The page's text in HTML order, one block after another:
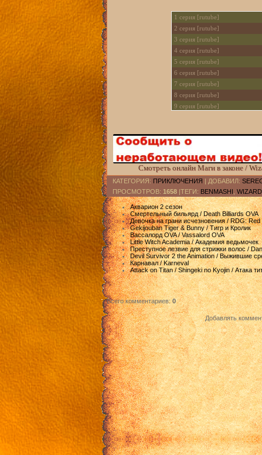
1 cерия [rutube]
2 cерия [rutube]
3 cерия [rutube]
4 cерия [rutube]
5 cерия [rutube]
6 cерия [rutube]
7 cерия [rutube]
8 cерия [rutube]
9 cерия [rutube]
12 cерия [rutube]
Смотреть онлайн Маги в законе /
КАТЕГОРИЯ: ПРИКЛЮЧЕНИЯ | ДОБАВИЛ:
ПРОСМОТРОВ: 1658 |ТЕГИ: BENMASHI WIZARD
Акварион 2 сезон
Смертельный бильярд / Death Billiards OVA
Девочка на грани исчезновения / RDG:
Gekijouban Tiger & Bunny / Тигр и Кролик
Вассалорд OVA / Vassalord OVA
Little Witch Academia / Академия ведьмочек
Преступное лезвие для стрижки волос /
Devil Survivor 2 the Animation / Выжившие
Карнавал / Karneval
Attack on Titan / Shingeki no Kyojin / Атака
Всего комментариев:0
Добавлять